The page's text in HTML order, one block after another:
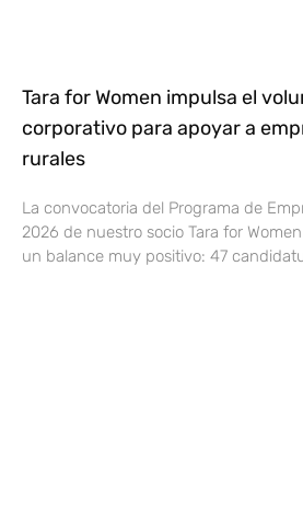
Tara for Women impulsa el
corporativo para apoyar a
rurales
La convocatoria del Programa de
2026 de nuestro socio Tara for
un balance muy positivo: 47